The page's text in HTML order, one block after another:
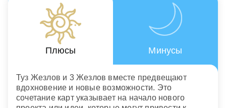
Плюсы Минусы
Туз Жезлов и 3 Жезлов вместе предвещают
вдохновение и новые возможности. Это
сочетание карт указывает на начало нового